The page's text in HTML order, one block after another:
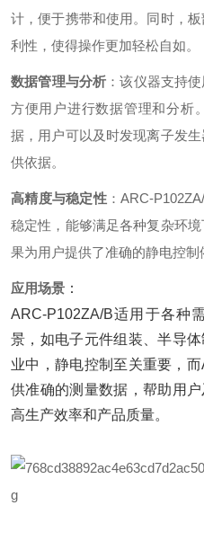
计，便于携带和使用。同时，
利性，使得操作更加轻松自如。
数据管理与分析 ：该仪器支持
方便用户进行数据管理和分析
据，用户可以及时发现离子发
供依据。
高精度与稳定性：ARC-
稳定性，能够满足各种复杂环
果为用户提供了准确的静电控制
应用场景 ‌：
ARC-P102ZA/B适用于各种
景，如电子元件组装、半导
业中，静电控制至关重要，
供准确的测量数据，帮助用
高生产效率和产品质量。